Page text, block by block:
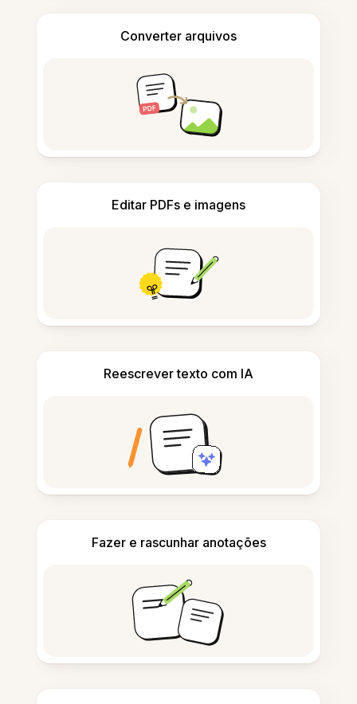
Converter arquivos
Editar PDFs e imagens
Reescrever texto com IA
Fazer e rascunhar anotações